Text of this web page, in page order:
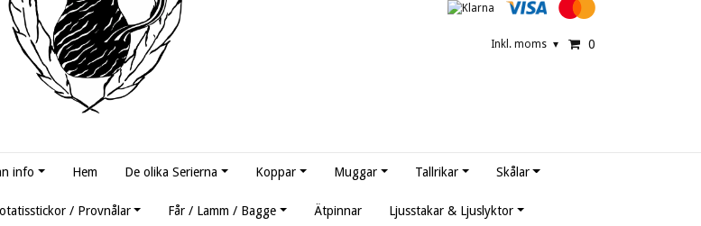
Inkl. moms ▾ 0
info Hem De olika Serierna Koppar Muggar Tallrikar Skålar
/ Provnålar Får / Lamm / Bagge Ätpinnar Ljusstakar & Ljuslyktor